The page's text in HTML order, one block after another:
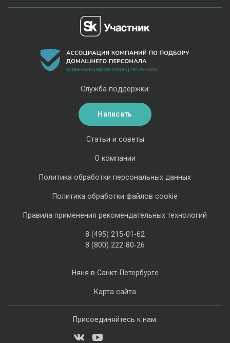
Няня в Санкт-Петербурге
Карта сайта
Статьи и советы
О компании
Политика обработки персональных данных
Политика обработки файлов cookie
Правила применения рекомендательных технологий
8 (495) 215-01-62
8 (800) 222-80-26
Служба поддержки:
Написать
Присоединяйтесь к нам: